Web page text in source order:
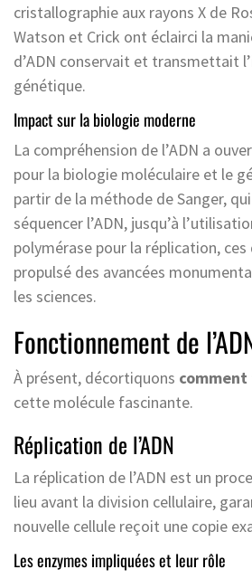
cristallographie aux rayons X de
Watson et Crick ont éclairci la
d’ADN conservait et transmettait
génétique.
Impact sur la biologie moderne
La compréhension de l’ADN a
pour la biologie moléculaire et le
partir de la méthode de Sanger,
séquencer l’ADN, jusqu’à
polymérase pour la réplication,
propulsé des avancées
les sciences.
Fonctionnement de
À présent, décortiquons comment
cette molécule fascinante.
Réplication de l’ADN
La réplication de l’ADN est un
lieu avant la division cellulaire,
nouvelle cellule reçoit une copie
Les enzymes impliquées et leur rôle